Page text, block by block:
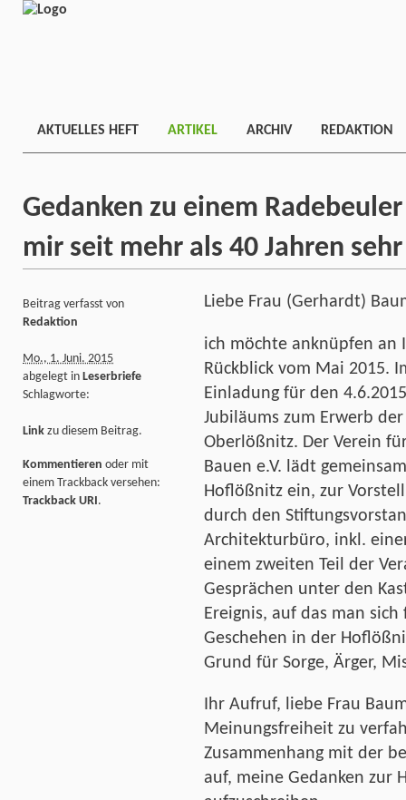
AKTUELLES HEFT ARTIKEL ARCHIV REDAKTION
Gedanken zu einem
mir seit mehr als 40 Jahren
Liebe Frau (Gerhardt)
ich möchte anknüpfen an
Rückblick vom Mai 2015.
Einladung für den
Jubiläums zum Erwerb
Oberlößnitz. Der Verein
Bauen e.V. lädt
Hoflößnitz ein, zur
durch den
Architekturbüro, inkl.
einem zweiten Teil der
Gesprächen unter den
Ereignis, auf das man
Geschehen in der
Grund für Sorge, Ärger,
Ihr Aufruf, liebe Frau
Meinungsfreiheit zu
Zusammenhang mit der
auf, meine Gedanken zur
Beitrag verfasst von
Redaktion
Mo., 1. Juni. 2015
abgelegt in Leserbriefe
Schlagworte:
Link zu diesem Beitrag.
Kommentieren oder mit
einem Trackback versehen:
Trackback URI.